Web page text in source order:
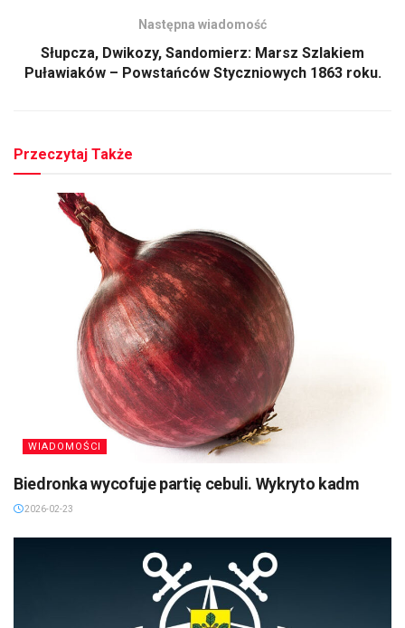
Następna wiadomość
Słupcza, Dwikozy, Sandomierz: Marsz Szlakiem
Puławiaków – Powstańców Styczniowych 1863 roku.
Przeczytaj Także
WIADOMOŚCI
Biedronka wycofuje partię cebuli. Wykryto kadm
2026-02-23